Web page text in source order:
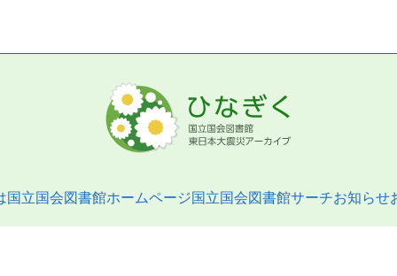
国立国会図書館ホームページ国立国会図書館サーチお知らせ